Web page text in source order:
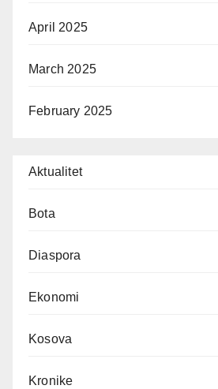
April 2025
March 2025
February 2025
Aktualitet
Bota
Diaspora
Ekonomi
Kosova
Kronike